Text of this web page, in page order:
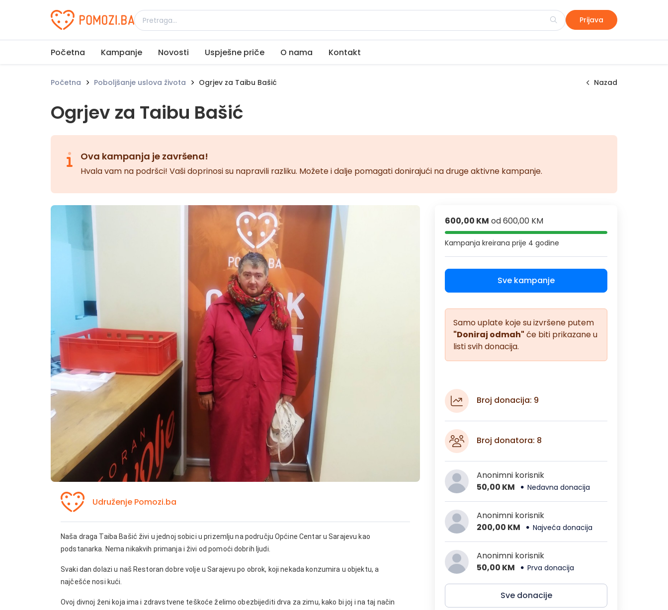
Udruženje Pomozi.ba Prijava
Početna Kampanje Novosti Uspješne priče O nama Kontakt
Početna Poboljšanje uslova života Ogrjev za Taibu Bašić Nazad
Ogrjev za Taibu Bašić
Ova kampanja je završena!
Hvala vam na podršci! Vaši doprinosi su napravili razliku. Možete i dalje pomagati donirajući na druge aktivne kampanje.
Udruženje Pomozi.ba
Naša draga Taiba Bašić živi u jednoj sobici u prizemlju na području Općine Centar u Sarajevu kao
podstanarka. Nema nikakvih primanja i živi od pomoći dobrih ljudi.
Svaki dan dolazi u naš Restoran dobre volje u Sarajevu po obrok, koji nekada konzumira u objektu, a
najčešće nosi kući.
Ovoj divnoj ženi koja ima i zdravstvene teškoće želimo obezbijediti drva za zimu, kako bi joj i na taj način
600,00 KM od600,00 KM
Kampanja kreiranaprije 4 godine
Sve kampanje
Samo uplate koje su izvršene putem
"Doniraj odmah" će biti prikazane u
listi svih donacija.
Broj donacija: 9
Broj donatora: 8
Anonimni korisnik
50,00 KM
Nedavna donacija
Anonimni korisnik
200,00 KM
Najveća donacija
Anonimni korisnik
50,00 KM
Prva donacija
Sve donacije